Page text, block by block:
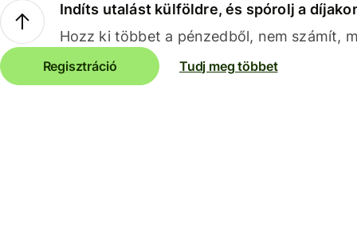
Indíts utalást külföldre, és spórolj a
Hozz ki többet a pénzedből, nem számít,
Regisztráció Tudj meg többet